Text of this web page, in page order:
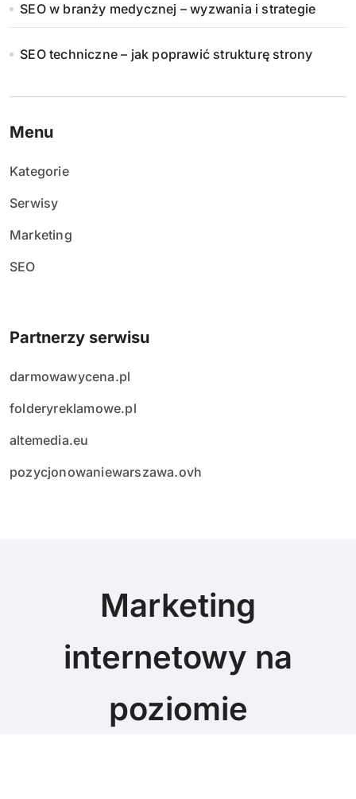
SEO w branży medycznej – wyzwania i strategie
SEO techniczne – jak poprawić strukturę strony
Menu
Kategorie
Serwisy
Marketing
SEO
Partnerzy serwisu
darmowawycena.pl
folderyreklamowe.pl
altemedia.eu
pozycjonowaniewarszawa.ovh
Marketing
internetowy na
poziomie